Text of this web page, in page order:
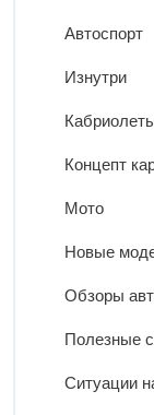
Автоспорт
Изнутри
Концепт
Мото
Новые
Обзоры
Полезные
Ситуации